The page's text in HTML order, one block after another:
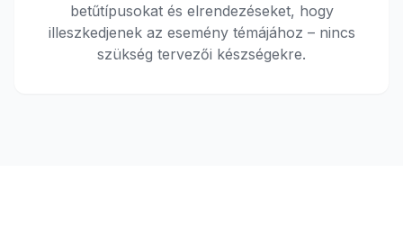
betűtípusokat és elrendezéseket, hogy
illeszkedjenek az esemény témájához – nincs
szükség tervezői készségekre.